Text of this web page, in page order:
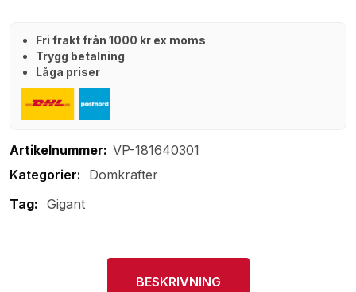
Fri frakt från 1000 kr ex moms
Trygg betalning
Låga priser
Artikelnummer: VP-181640301
Domkrafter
Tag: Gigant
BESKRIVNING